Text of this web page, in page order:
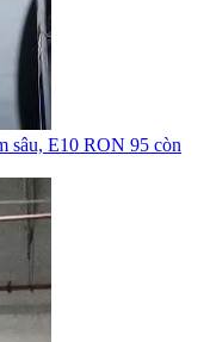
sâu, E10 RON 95 còn